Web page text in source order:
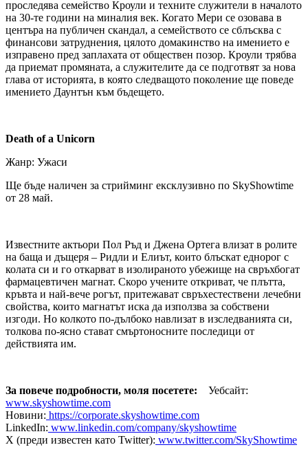
проследява семейство Кроули и техните служители в началото
на 30-те години на миналия век. Когато Мери се озовава в
центъра на публичен скандал, а семейството се сблъсква с
финансови затруднения, цялото домакинство на имението е
изправено пред заплахата от обществен позор. Кроули трябва
да приемат промяната, а служителите да се подготвят за нова
глава от историята, в която следващото поколение ще поведе
имението Даунтън към бъдещето.
Death of a Unicorn
Жанр: Ужаси
Ще бъде наличен за стрийминг ексклузивно по SkyShowtime
от 28 май.
Известните актьори Пол Ръд и Джена Ортега влизат в ролите
на баща и дъщеря – Ридли и Елиът, които блъскат еднорог с
колата си и го откарват в изолираното убежище на свръхбогат
фармацевтичен магнат. Скоро учените откриват, че плътта,
кръвта и най-вече рогът, притежават свръхестествени лечебни
свойства, които магнатът иска да използва за собствени
изгоди. Но колкото по-дълбоко навлизат в изследванията си,
толкова по-ясно стават смъртоносните последици от
действията им.
За повече подробности, моля посетете:
Уебсайт:
www.skyshowtime.com
Новини: https://corporate.skyshowtime.com
LinkedIn: www.linkedin.com/company/skyshowtime
X (преди известен като Twitter): www.twitter.com/SkyShowtime